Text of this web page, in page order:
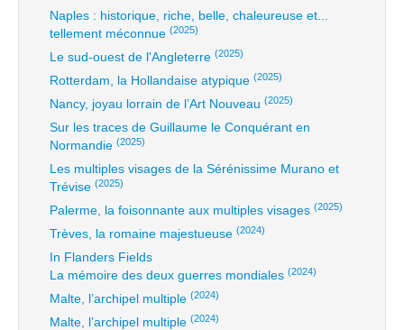
Naples : historique, riche, belle, chaleureuse et...
tellement méconnue (2025)
Le sud-ouest de l'Angleterre (2025)
Rotterdam, la Hollandaise atypique (2025)
Nancy, joyau lorrain de l’Art Nouveau (2025)
Sur les traces de Guillaume le Conquérant en
Normandie (2025)
Les multiples visages de la Sérénissime Murano et
Trévise (2025)
Palerme, la foisonnante aux multiples visages (2025)
Trèves, la romaine majestueuse (2024)
In Flanders Fields
La mémoire des deux guerres mondiales (2024)
Malte, l’archipel multiple (2024)
Malte, l’archipel multiple (2024)